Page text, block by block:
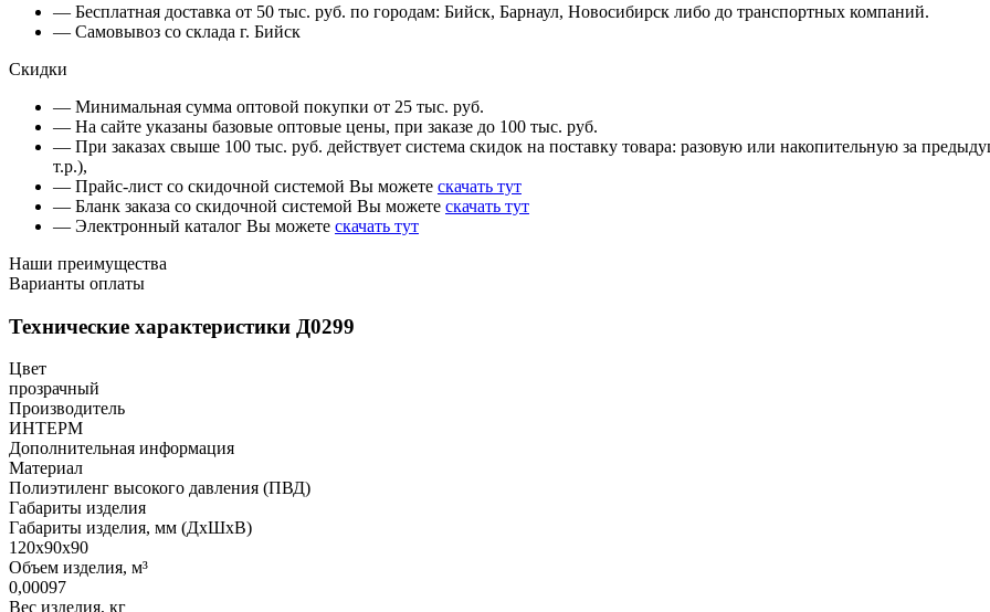
— Бесплатная доставка от 50 тыс. руб. по городам: Бийск, Барнаул, Новосибирск либо до транспортных компаний.
— Самовывоз со склада г. Бийск
Скидки
— Минимальная сумма оптовой покупки от 25 тыс. руб.
— На сайте указаны базовые оптовые цены, при заказе до 100 тыс. руб.
— При заказах свыше 100 тыс. руб. действует система скидок на поставку товара: разовую или накопительную за
т.р.),
— Прайс-лист со скидочной системой Вы можете скачать тут
— Бланк заказа со скидочной системой Вы можете скачать тут
— Электронный каталог Вы можете скачать тут
Наши преимущества
Варианты оплаты
Технические характеристики Д0299
Цвет
прозрачный
Производитель
ИНТЕРМ
Дополнительная информация
Материал
Полиэтиленг высокого давления (ПВД)
Габариты изделия
Габариты изделия, мм (ДхШхВ)
120х90х90
Объем изделия, м³
0,00097
Вес изделия, кг